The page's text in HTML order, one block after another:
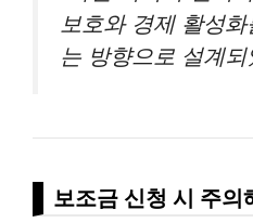
보호와 경제 활성
는 방향으로 설계되
보조금 신청 시 주의